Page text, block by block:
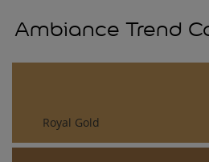
Ambiance Trend
Royal Gold